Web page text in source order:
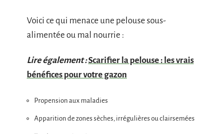
Voici ce qui menace une pelouse sous-
alimentée ou mal nourrie :
Lire également :Scarifier la pelouse : les vrais
bénéfices pour votre gazon
Propension aux maladies
Apparition de zones sèches, irrégulières ou clairsemées